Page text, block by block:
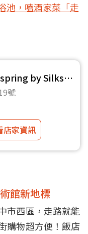
池，嗑酒家菜「走
by Silks
號
店家資訊
館新地標
市西區，走路就能
購物超方便！飯店